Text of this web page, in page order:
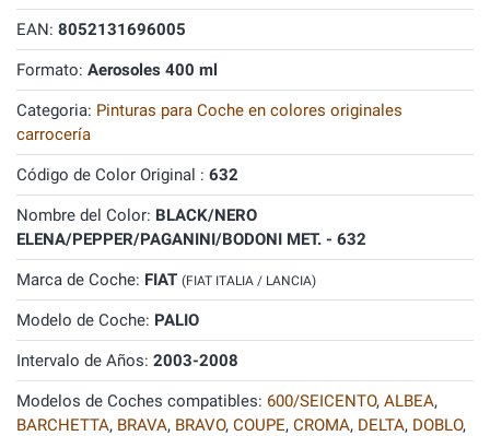
EAN: 8052131696005
Formato: Aerosoles 400 ml
Categoria: Pinturas para Coche en colores originales
carrocería
Código de Color Original : 632
Nombre del Color: BLACK/NERO
ELENA/PEPPER/PAGANINI/BODONI MET. - 632
Marca de Coche: FIAT (FIAT ITALIA / LANCIA)
Modelo de Coche: PALIO
Intervalo de Años: 2003-2008
Modelos de Coches compatibles: 600/SEICENTO, ALBEA,
BARCHETTA, BRAVA, BRAVO, COUPE, CROMA, DELTA, DOBLO,